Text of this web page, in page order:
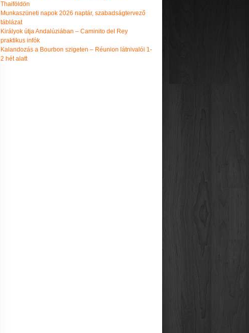
Thaiföldön
Munkaszüneti napok 2026 naptár, szabadságtervező
táblázat
Királyok útja Andalúziában – Caminito del Rey
praktikus infók
Kalandozás a Bourbon szigeten – Réunion látnivalói 1-
2 hét alatt